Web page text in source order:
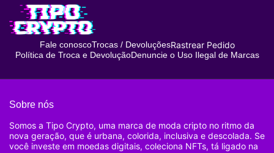
Fale conoscoTrocas / DevoluçõesRastrear Pedido
Política de Troca e DevoluçãoDenuncie o Uso Ilegal de Marcas
Sobre nós
Somos a Tipo Crypto, uma marca de moda cripto no ritmo da
nova geração, que é urbana, colorida, inclusiva e descolada. Se
você investe em moedas digitais, coleciona NFTs, tá ligado na